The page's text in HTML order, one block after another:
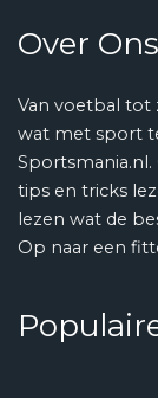
Over Ons
Van voetbal tot
wat met sport
tips en tricks
lezen wat de
Op naar een